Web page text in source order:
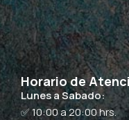
Horario de
Lunes a Sabado:
✅ 10:00 a 20:00 hrs.